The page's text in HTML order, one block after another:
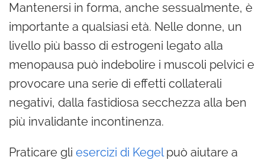
Mantenersi in forma, anche sessualmente, è
importante a qualsiasi età. Nelle donne, un
livello più basso di estrogeni legato alla
menopausa può indebolire i muscoli pelvici e
provocare una serie di effetti collaterali
negativi, dalla fastidiosa secchezza alla ben
più invalidante incontinenza.
Praticare gli esercizi di Kegelpuò aiutare a